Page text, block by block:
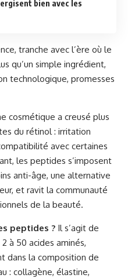
bien avec les
tranche avec l’ère où le
qu’un simple ingrédient,
technologique, promesses
cosmétique a creusé plus
du rétinol : irritation
avec certaines
les peptides s’imposent
anti-âge, une alternative
et ravit la communauté
de la beauté.
peptides ? Il s’agit de
à 50 acides aminés,
dans la composition de
: collagène, élastine,